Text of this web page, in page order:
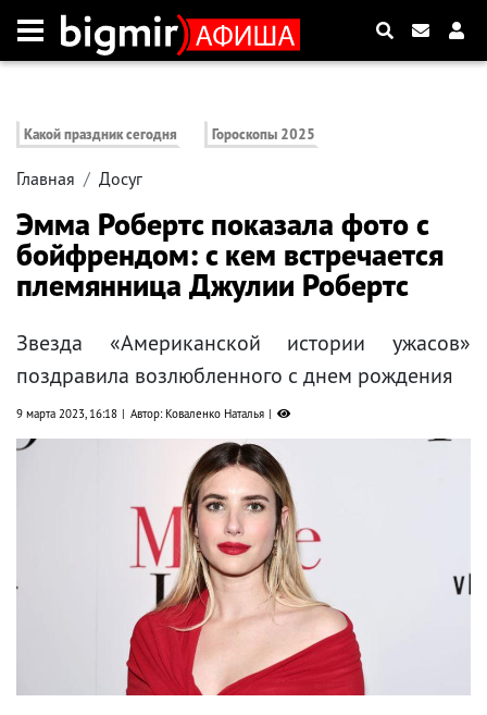
Какой праздник сегодня Гороскопы 2025
Главная Досуг
Эмма Робертс показала фото с
бойфрендом: с кем встречается
племянница Джулии Робертс
Звезда «Американской истории ужасов»
поздравила возлюбленного с днем рождения
9 марта 2023, 16:18 Автор: Коваленко Наталья